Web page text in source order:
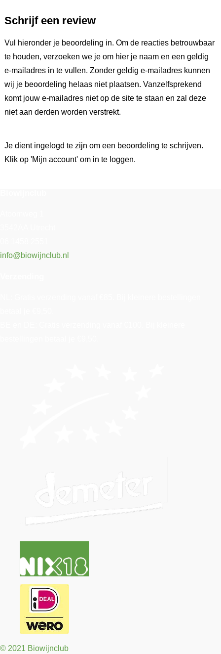
Schrijf een review
Vul hieronder je beoordeling in. Om de reacties betrouwbaar
te houden, verzoeken we je om hier je naam en een geldig
e-mailadres in te vullen. Zonder geldig e-mailadres kunnen
wij je beoordeling helaas niet plaatsen. Vanzelfsprekend
komt jouw e-mailadres niet op de site te staan en zal deze
niet aan derden worden verstrekt.
Je dient ingelogd te zijn om een beoordeling te schrijven.
Klik op 'Mijn account' om in te loggen.
info@biowijnclub.nl
© 2021 Biowijnclub